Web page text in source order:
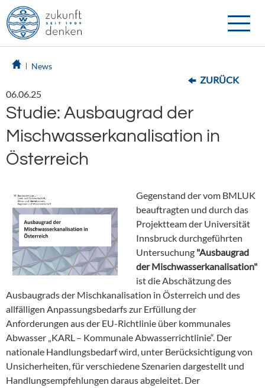
Toggle
News
ZURÜCK
06.06.25
Studie: Ausbaugrad der
Mischwasserkanalisation in
Österreich
Gegenstand der vom BMLUK
beauftragten und durch das
Projektteam der Universität
Innsbruck durchgeführten
Untersuchung "Ausbaugrad
der Mischwasserkanalisation"
ist die Abschätzung des
Ausbaugrads der Mischkanalisation in Österreich und des
allfälligen Anpassungsbedarfs zur Erfüllung der
Anforderungen aus der EU-Richtlinie über kommunales
Abwasser „KARL – Kommunale Abwasserrichtlinie“. Der
nationale Handlungsbedarf wird, unter Berücksichtigung von
Unsicherheiten, für verschiedene Szenarien dargestellt und
Handlungsempfehlungen daraus abgeleitet. Der